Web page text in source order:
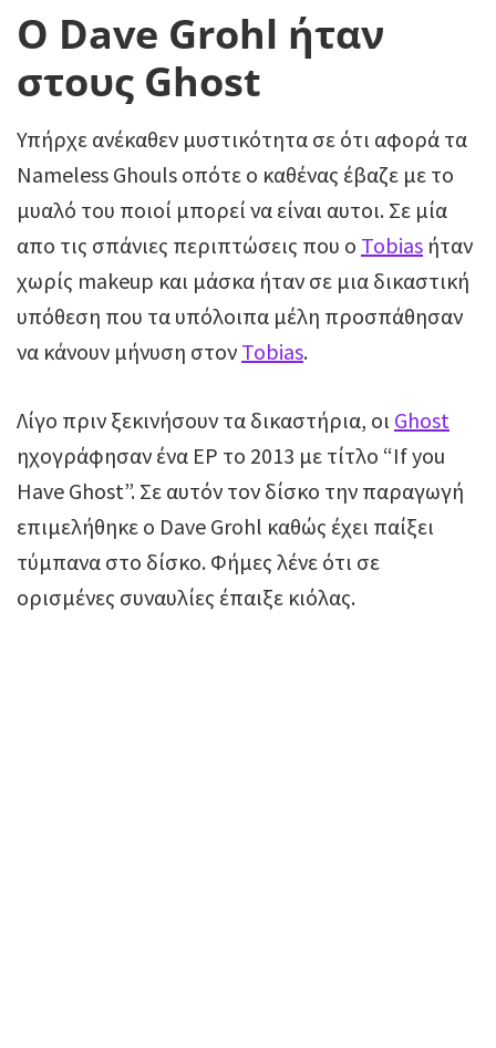
Ο Dave Grohl ήταν
στους Ghost
Υπήρχε ανέκαθεν μυστικότητα σε ότι αφορά τα
Nameless Ghouls οπότε ο καθένας έβαζε με το
μυαλό του ποιοί μπορεί να είναι αυτοι. Σε μία
απο τις σπάνιες περιπτώσεις που ο Tobias ήταν
χωρίς makeup και μάσκα ήταν σε μια δικαστική
υπόθεση που τα υπόλοιπα μέλη προσπάθησαν
να κάνουν μήνυση στον Tobias.
Λίγο πριν ξεκινήσουν τα δικαστήρια, οι Ghost
ηχογράφησαν ένα EP το 2013 με τίτλο “If you
Have Ghost”. Σε αυτόν τον δίσκο την παραγωγή
επιμελήθηκε ο Dave Grohl καθώς έχει παίξει
τύμπανα στο δίσκο. Φήμες λένε ότι σε
ορισμένες συναυλίες έπαιξε κιόλας.